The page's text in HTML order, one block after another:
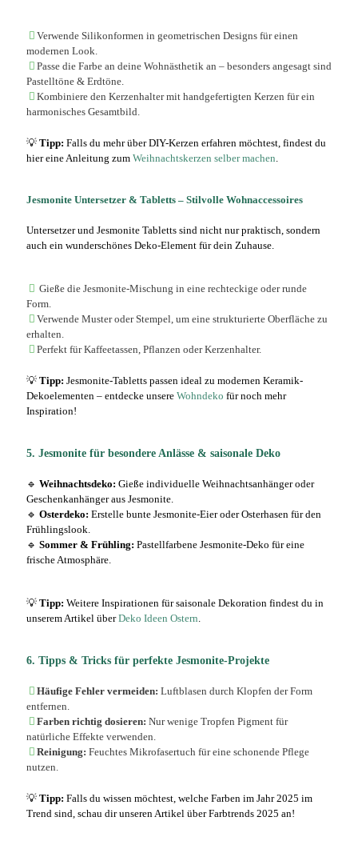
Verwende Silikonformen in geometrischen Designs für einen
modernen Look.
Passe die Farbe an deine Wohnästhetik an – besonders angesagt sind
Pastelltöne & Erdtöne.
Kombiniere den Kerzenhalter mit handgefertigten Kerzen für ein
harmonisches Gesamtbild.
💡 Tipp: Falls du mehr über DIY-Kerzen erfahren möchtest, findest du
hier eine Anleitung zum Weihnachtskerzen selber machen.
Jesmonite Untersetzer & Tabletts – Stilvolle Wohnaccessoires
Untersetzer und Jesmonite Tabletts sind nicht nur praktisch, sondern
auch ein wunderschönes Deko-Element für dein Zuhause.
Gieße die Jesmonite-Mischung in eine rechteckige oder runde
Form.
Verwende Muster oder Stempel, um eine strukturierte Oberfläche zu
erhalten.
Perfekt für Kaffeetassen, Pflanzen oder Kerzenhalter.
💡 Tipp: Jesmonite-Tabletts passen ideal zu modernen Keramik-
Dekoelementen – entdecke unsere Wohndeko für noch mehr
Inspiration!
5. Jesmonite für besondere Anlässe & saisonale Deko
🔹 Weihnachtsdeko: Gieße individuelle Weihnachtsanhänger oder
Geschenkanhänger aus Jesmonite.
🔹 Osterdeko: Erstelle bunte Jesmonite-Eier oder Osterhasen für den
Frühlingslook.
🔹 Sommer & Frühling: Pastellfarbene Jesmonite-Deko für eine
frische Atmosphäre.
💡 Tipp: Weitere Inspirationen für saisonale Dekoration findest du in
unserem Artikel überDeko Ideen Ostern.
6. Tipps & Tricks für perfekte Jesmonite-Projekte
Häufige Fehler vermeiden: Luftblasen durch Klopfen der Form
entfernen.
Farben richtig dosieren: Nur wenige Tropfen Pigment für
natürliche Effekte verwenden.
Reinigung: Feuchtes Mikrofasertuch für eine schonende Pflege
nutzen.
💡 Tipp: Falls du wissen möchtest, welche Farben im Jahr 2025 im
Trend sind, schau dir unseren Artikel über Farbtrends 2025 an!